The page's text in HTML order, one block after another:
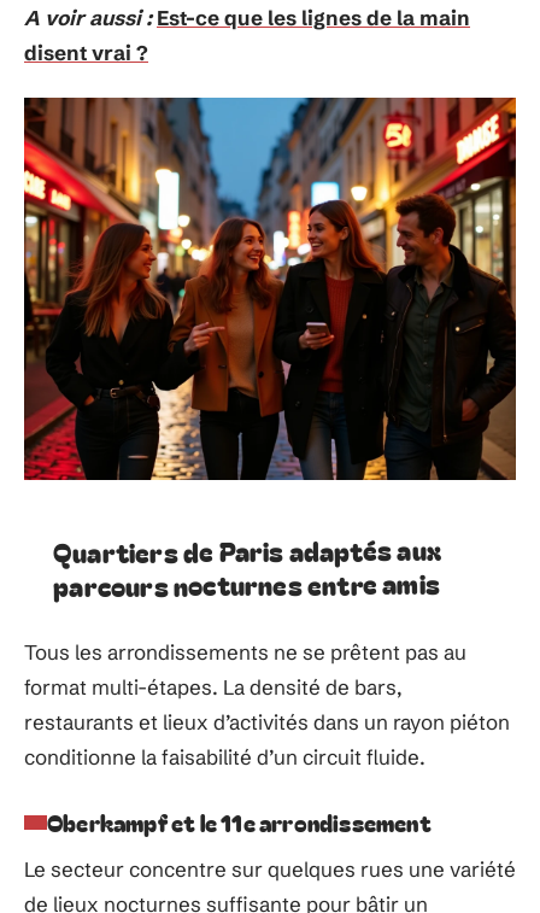
A voir aussi : Est-ce que les lignes de la main
disent vrai ?
Quartiers de Paris adaptés aux
parcours nocturnes entre amis
Tous les arrondissements ne se prêtent pas au
format multi-étapes. La densité de bars,
restaurants et lieux d’activités dans un rayon piéton
conditionne la faisabilité d’un circuit fluide.
Oberkampf et le 11e arrondissement
Le secteur concentre sur quelques rues une variété
de lieux nocturnes suffisante pour bâtir un